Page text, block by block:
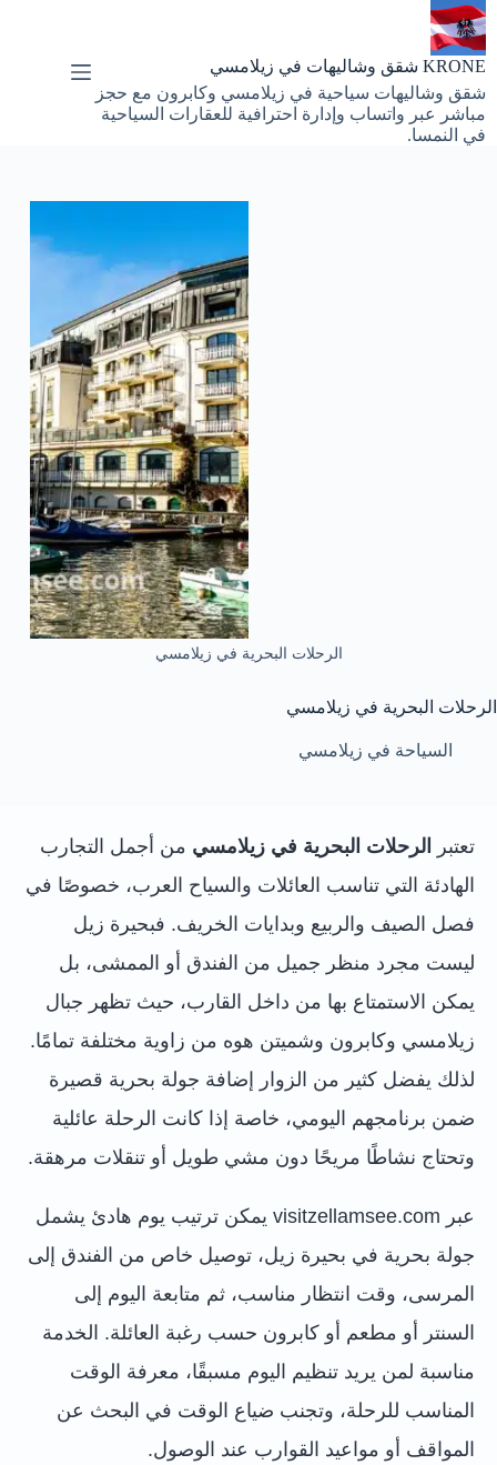
التجاوز
إلى
المحتوى
KRONE شقق وشاليهات في زيلامسي
شقق وشاليهات سياحية في زيلامسي وكابرون مع حجز
مباشر عبر واتساب وإدارة احترافية للعقارات السياحية
في النمسا.
الرحلات البحرية في زيلامسي
الرحلات البحرية في زيلامسي
السياحة في زيلامسي
تعتبر الرحلات البحرية في زيلامسي من أجمل التجارب
الهادئة التي تناسب العائلات والسياح العرب، خصوصًا في
فصل الصيف والربيع وبدايات الخريف. فبحيرة زيل
ليست مجرد منظر جميل من الفندق أو الممشى، بل
يمكن الاستمتاع بها من داخل القارب، حيث تظهر جبال
زيلامسي وكابرون وشميتن هوه من زاوية مختلفة تمامًا.
لذلك يفضل كثير من الزوار إضافة جولة بحرية قصيرة
ضمن برنامجهم اليومي، خاصة إذا كانت الرحلة عائلية
وتحتاج نشاطًا مريحًا دون مشي طويل أو تنقلات مرهقة.
عبر visitzellamsee.com يمكن ترتيب يوم هادئ يشمل
جولة بحرية في بحيرة زيل، توصيل خاص من الفندق إلى
المرسى، وقت انتظار مناسب، ثم متابعة اليوم إلى
السنتر أو مطعم أو كابرون حسب رغبة العائلة. الخدمة
مناسبة لمن يريد تنظيم اليوم مسبقًا، معرفة الوقت
المناسب للرحلة، وتجنب ضياع الوقت في البحث عن
المواقف أو مواعيد القوارب عند الوصول.